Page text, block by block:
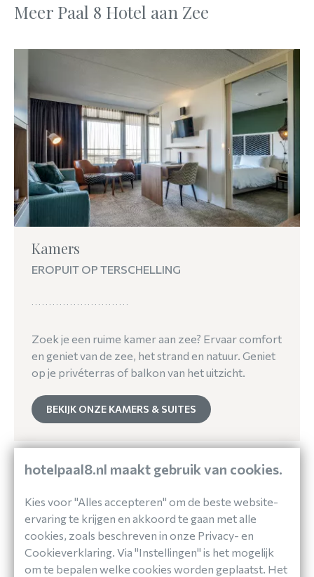
Meer Paal 8 Hotel aan Zee
Kamers
EROPUIT OP TERSCHELLING
Zoek je een ruime kamer aan zee? Ervaar comfort
en geniet van de zee, het strand en natuur. Geniet
op je privéterras of balkon van het uitzicht.
BEKIJK ONZE KAMERS & SUITES
hotelpaal8.nl maakt gebruik van cookies.
Kies voor "Alles accepteren" om de beste website-
ervaring te krijgen en akkoord te gaan met alle
cookies, zoals beschreven in onze Privacy- en
Cookieverklaring. Via "Instellingen" is het mogelijk
om te bepalen welke cookies worden geplaatst. Het